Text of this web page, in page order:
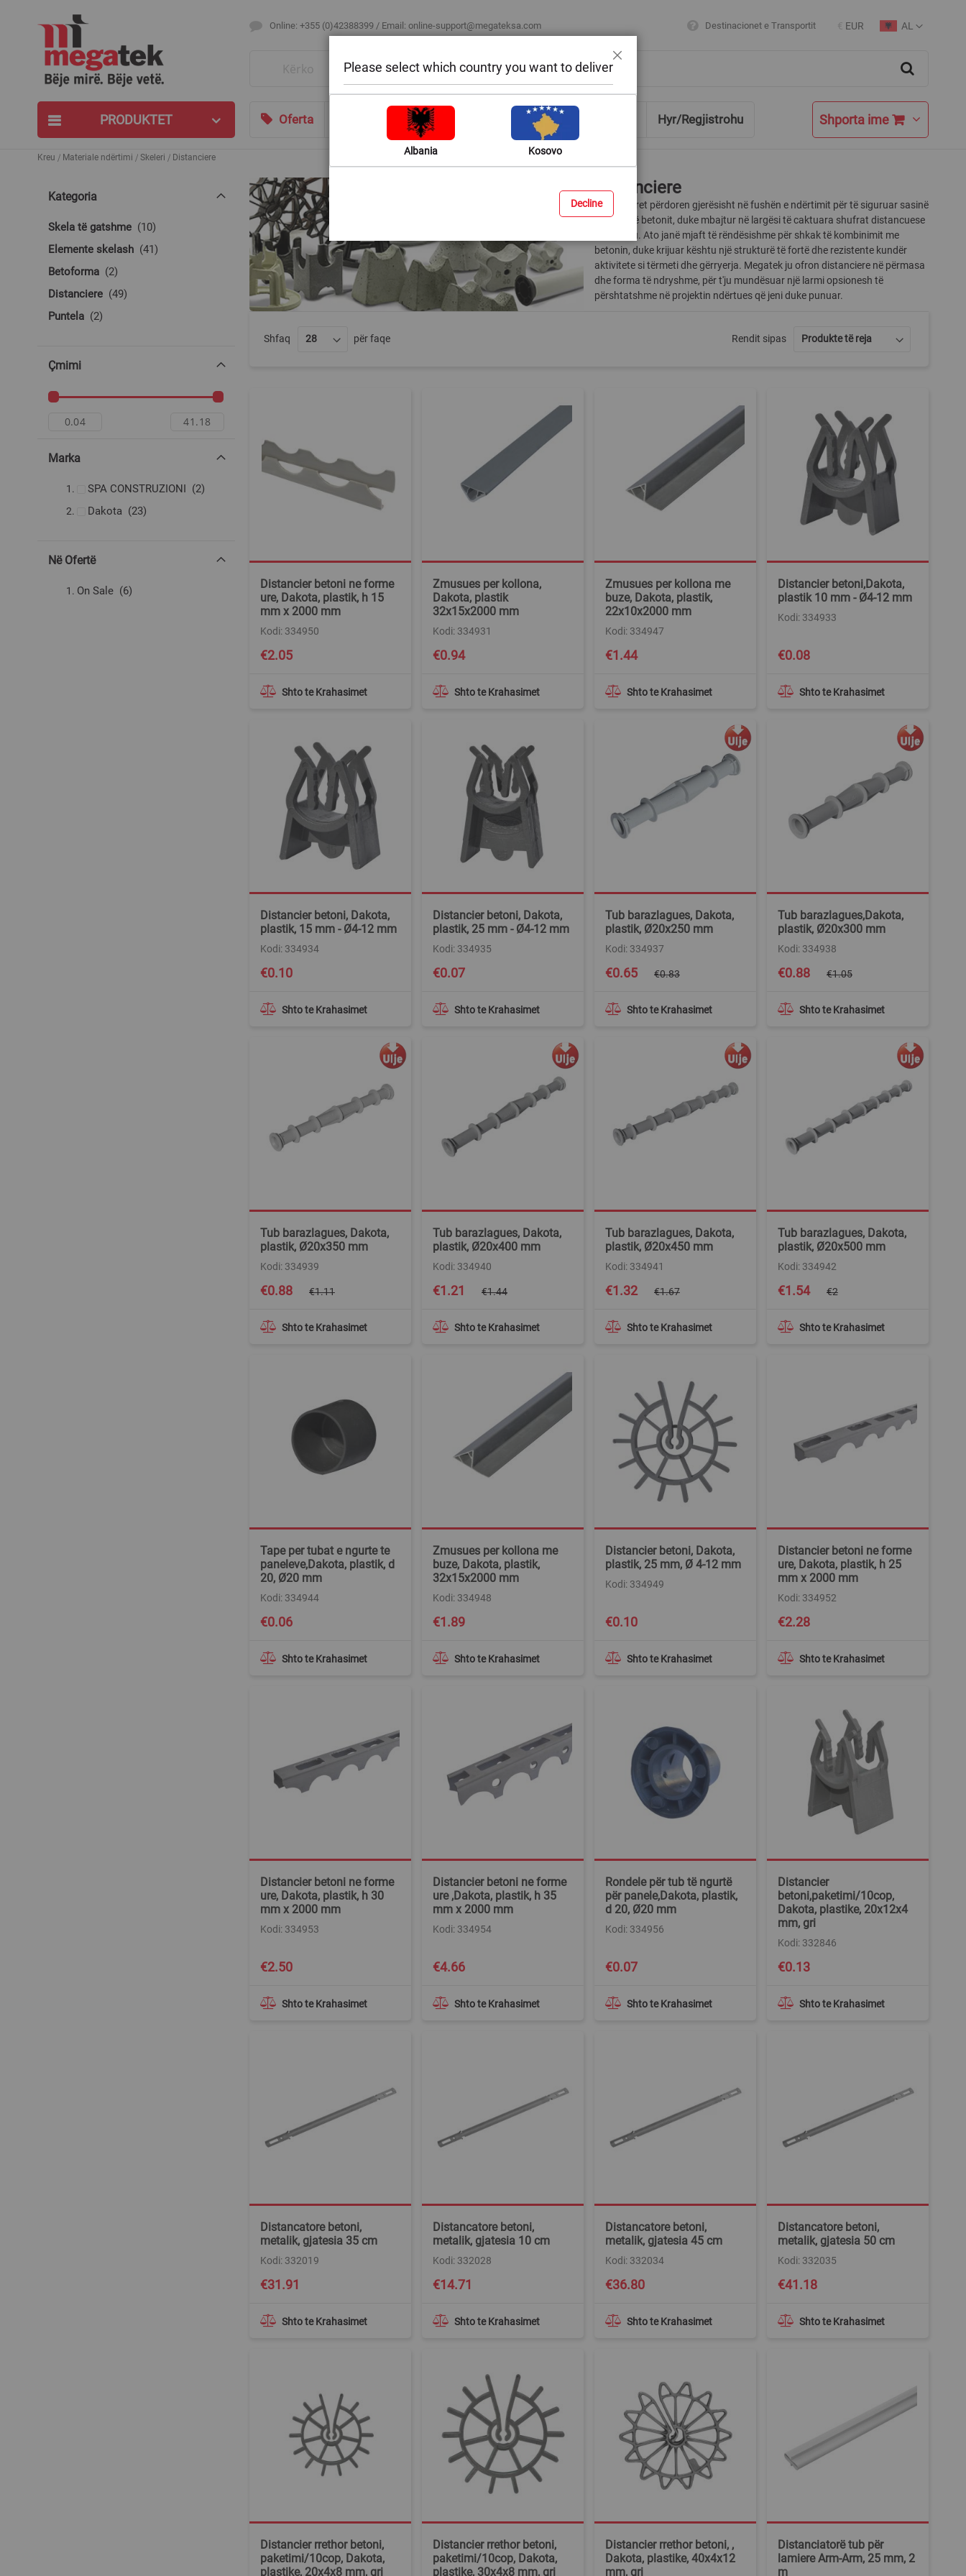
Online: +355 (0)42388399 / Email: online-support@megateksa.com Destinacionet e Transportit
Currency
€ EUR
Language
AL
PRODUKTET Oferta Bli sipas ambientit Ndihmë & Këshilla Hyr/Regjistrohu Shporta ime
Kreu Materiale ndërtimi Skeleri Distanciere
Distanciere
Distancieret përdoren gjerësisht në fushën e ndërtimit për të siguruar sasinë
e duhur të betonit, duke mbajtur në largësi të caktuara shufrat distancuese
prej çeliku. Ato janë mjaft të rëndësishme për shkak të kombinimit me
betonin, duke krijuar kështu një strukturë të fortë dhe rezistente kundër
aktivitete si tërmeti dhe gërryerja. Megatek ju ofron distanciere në përmasa
dhe forma të ndryshme, për t'ju mundësuar një larmi opsionesh të
përshtatshme në projektin ndërtues që jeni duke punuar.
Shfaq për faqe Rendit sipas
Distancier betoni ne forme
ure, Dakota, plastik, h 15
mm x 2000 mm
Kodi: 334950
Shto te Krahasimet
€2.05
Zmusues per kollona,
Dakota, plastik
32x15x2000 mm
Kodi: 334931
Shto te Krahasimet
€0.94
Zmusues per kollona me
buze, Dakota, plastik,
22x10x2000 mm
Kodi: 334947
Shto te Krahasimet
€1.44
Distancier betoni,Dakota,
plastik 10 mm - Ø4-12 mm
Kodi: 334933
Shto te Krahasimet
€0.08
Distancier betoni, Dakota,
plastik, 15 mm - Ø4-12 mm
Kodi: 334934
Shto te Krahasimet
€0.10
Distancier betoni, Dakota,
plastik, 25 mm - Ø4-12 mm
Kodi: 334935
Shto te Krahasimet
€0.07
Tub barazlagues, Dakota,
plastik, Ø20x250 mm
Kodi: 334937
Shto te Krahasimet
Special
Price
€0.65 €0.83
Tub barazlagues,Dakota,
plastik, Ø20x300 mm
Kodi: 334938
Shto te Krahasimet
Special
Price
€0.88 €1.05
Tub barazlagues, Dakota,
plastik, Ø20x350 mm
Kodi: 334939
Shto te Krahasimet
Special
Price
€0.88 €1.11
Tub barazlagues, Dakota,
plastik, Ø20x400 mm
Kodi: 334940
Shto te Krahasimet
Special
Price
€1.21 €1.44
Tub barazlagues, Dakota,
plastik, Ø20x450 mm
Kodi: 334941
Shto te Krahasimet
Special
Price
€1.32 €1.67
Tub barazlagues, Dakota,
plastik, Ø20x500 mm
Kodi: 334942
Shto te Krahasimet
Special
Price
€1.54 €2
Tape per tubat e ngurte te
paneleve,Dakota, plastik, d
20, Ø20 mm
Kodi: 334944
Shto te Krahasimet
€0.06
Zmusues per kollona me
buze, Dakota, plastik,
32x15x2000 mm
Kodi: 334948
Shto te Krahasimet
€1.89
Distancier betoni, Dakota,
plastik, 25 mm, Ø 4-12 mm
Kodi: 334949
Shto te Krahasimet
€0.10
Distancier betoni ne forme
ure, Dakota, plastik, h 25
mm x 2000 mm
Kodi: 334952
Shto te Krahasimet
€2.28
Distancier betoni ne forme
ure, Dakota, plastik, h 30
mm x 2000 mm
Kodi: 334953
Shto te Krahasimet
€2.50
Distancier betoni ne forme
ure ,Dakota, plastik, h 35
mm x 2000 mm
Kodi: 334954
Shto te Krahasimet
€4.66
Rondele për tub të ngurtë
për panele,Dakota, plastik,
d 20, Ø20 mm
Kodi: 334956
Shto te Krahasimet
€0.07
Distancier
betoni,paketimi/10cop,
Dakota, plastike, 20x12x4
mm, gri
Kodi: 332846
Shto te Krahasimet
€0.13
Distancatore betoni,
metalik, gjatesia 35 cm
Kodi: 332019
Shto te Krahasimet
€31.91
Distancatore betoni,
metalik, gjatesia 10 cm
Kodi: 332028
Shto te Krahasimet
€14.71
Distancatore betoni,
metalik, gjatesia 45 cm
Kodi: 332034
Shto te Krahasimet
€36.80
Distancatore betoni,
metalik, gjatesia 50 cm
Kodi: 332035
Shto te Krahasimet
€41.18
Distancier rrethor betoni,
paketimi/10cop, Dakota,
plastike, 20x4x8 mm, gri
Distancier rrethor betoni,
paketimi/10cop, Dakota,
plastike, 30x4x8 mm, gri
Distancier rrethor betoni, ,
Dakota, plastike, 40x4x12
mm, gri
Distanciatorë tub për
lamiere Arm-Arm, 25 mm, 2
m
Kategoria
Skela të gatshme 10produkte
Elemente skelash
41produkte
Betoforma
2produkte
Distanciere
49produkte
Puntela
2produkte
Çmimi
Marka
SPA CONSTRUZIONI 2produkte
Dakota
23produkte
Në Ofertë
On Sale 6produkte
Please select which country you want to deliver
Albania Kosovo
Decline